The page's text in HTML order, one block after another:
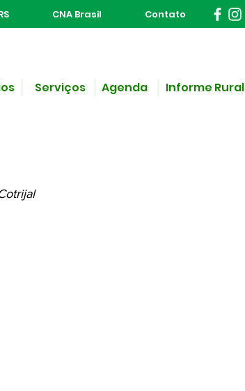
CNA Brasil Contato
Serviços Agenda Informe Rural